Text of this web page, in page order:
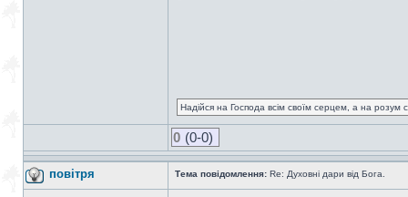
Надійся на Господа всім своїм серцем, а на розум
0 (0-0)
повітря Тема повідомлення: Re: Духовні дари від Бога.